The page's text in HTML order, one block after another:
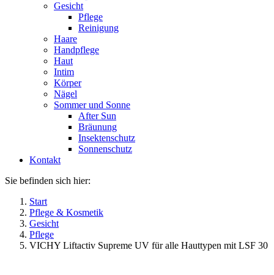
Gesicht
Pflege
Reinigung
Haare
Handpflege
Haut
Intim
Körper
Nägel
Sommer und Sonne
After Sun
Bräunung
Insektenschutz
Sonnenschutz
Kontakt
Sie befinden sich hier:
Start
Pflege & Kosmetik
Gesicht
Pflege
VICHY Liftactiv Supreme UV für alle Hauttypen mit LSF 30